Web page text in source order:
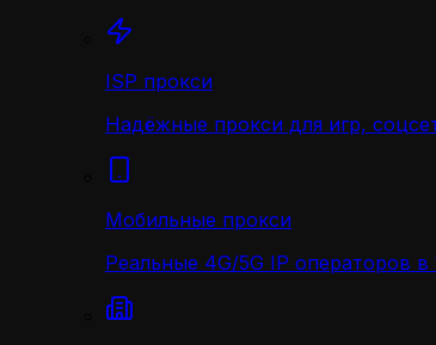
ISP прокси
Надёжные прокси для игр,
Мобильные прокси
Реальные 4G/5G IP операторов в